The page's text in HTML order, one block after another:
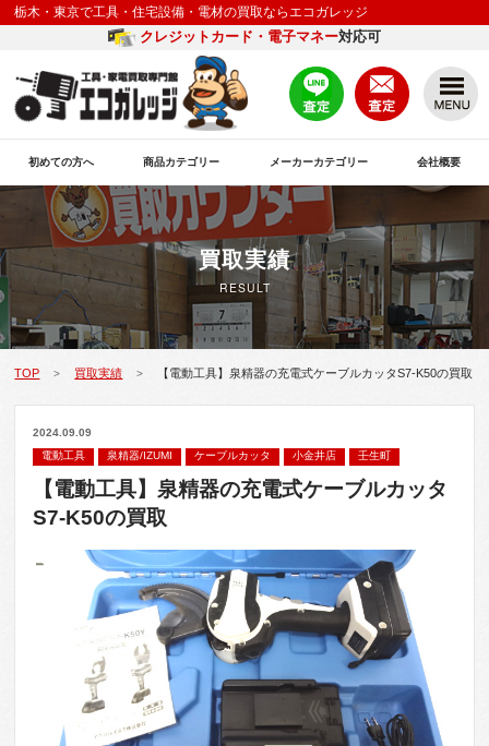
栃木・東京で工具・住宅設備・電材の買取ならエコガレッジ
クレジットカード・電子マネー対応可
初めての方へ 商品カテゴリー メーカーカテゴリー 会社概要
買取実績
RESULT
TOP > 買取実績 > 【電動工具】泉精器の充電式ケーブルカッタS7-K50の買取
2024.09.09
電動工具
泉精器/IZUMI ケーブルカッタ 小金井店 壬生町
【電動工具】泉精器の充電式ケーブルカッタ
S7-K50の買取